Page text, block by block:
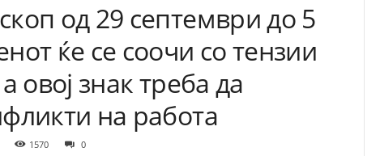
од 29 септември до 5
ќе се соочи со тензии
овој знак треба да
на работа
1570 0